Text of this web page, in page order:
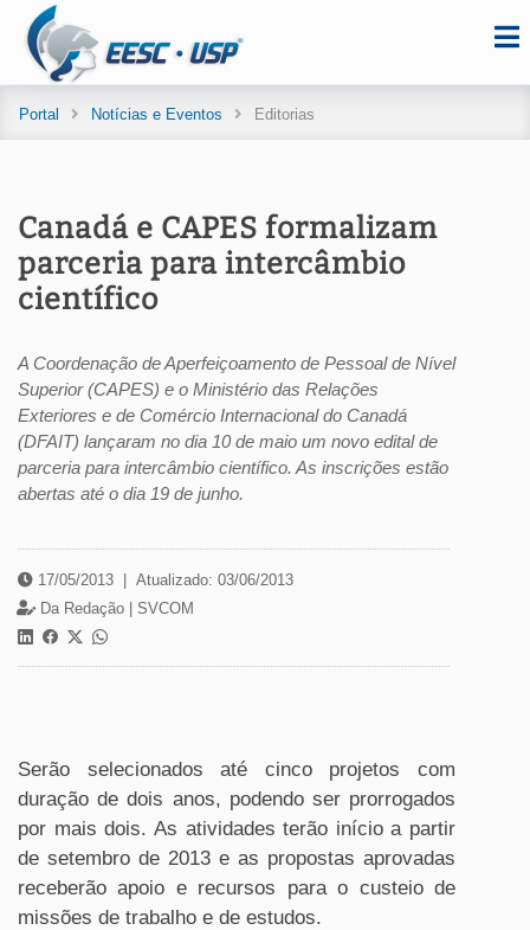
Portal Notícias e Eventos Editorias
Canadá e CAPES formalizam
parceria para intercâmbio
científico
A Coordenação de Aperfeiçoamento de Pessoal de Nível
Superior (CAPES) e o Ministério das Relações
Exteriores e de Comércio Internacional do Canadá
(DFAIT) lançaram no dia 10 de maio um novo edital de
parceria para intercâmbio científico. As inscrições estão
abertas até o dia 19 de junho.
17/05/2013
Atualizado: 03/06/2013
Da Redação | SVCOM
Serão selecionados até cinco projetos com
duração de dois anos, podendo ser prorrogados
por mais dois. As atividades terão início a partir
de setembro de 2013 e as propostas aprovadas
receberão apoio e recursos para o custeio de
missões de trabalho e de estudos.